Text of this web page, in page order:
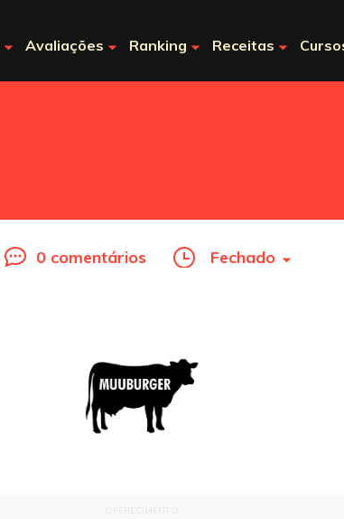
Avaliações Ranking Receitas
0 comentários Fechado